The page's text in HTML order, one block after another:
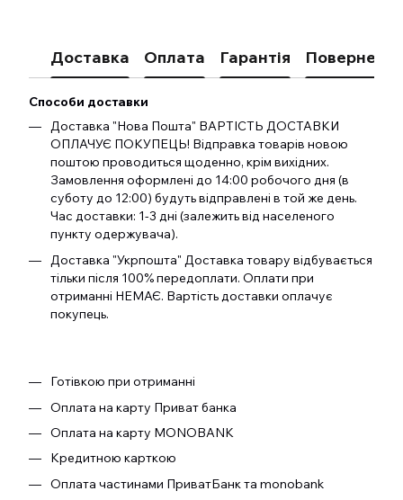
Доставка Оплата Гарантія
Способи доставки
Доставка "Нова Пошта" ВАРТІСТЬ ДОСТАВКИ
ОПЛАЧУЄ ПОКУПЕЦЬ! Відправка товарів новою
поштою проводиться щоденно, крім вихідних.
Замовлення оформлені до 14:00 робочого дня (в
суботу до 12:00) будуть відправлені в той же день.
Час доставки: 1-3 дні (залежить від населеного
пункту одержувача).
Доставка "Укрпошта" Доставка товару відбувається
тільки після 100% передоплати. Оплати при
отриманні НЕМАЄ. Вартість доставки оплачує
покупець.
Готівкою при отриманні
Оплата на карту Приват банка
Оплата на карту MONOBANK
Кредитною карткою
Оплата частинами ПриватБанк та monobank